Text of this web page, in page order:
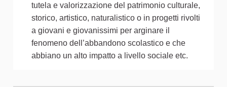
tutela e valorizzazione del patrimonio culturale,
storico, artistico, naturalistico o in progetti rivolti
a giovani e giovanissimi per arginare il
fenomeno dell’abbandono scolastico e che
abbiano un alto impatto a livello sociale etc.